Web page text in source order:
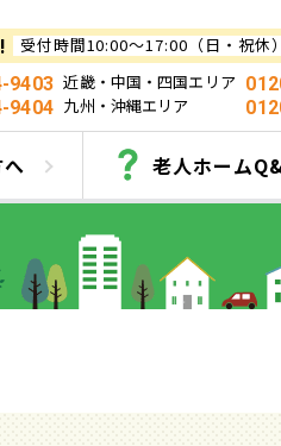
受付時間10:00～17:00（日・祝休）
9403 近畿・中国・四国エリア
9404 九州・沖縄エリア
老人ホーム
コート東